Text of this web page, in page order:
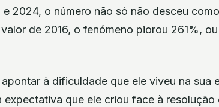
2024, o número não só não desceu
de 2016, o fenómeno piorou 261%,
à dificuldade que ele viveu na sua
expectativa que ele criou face à resolução